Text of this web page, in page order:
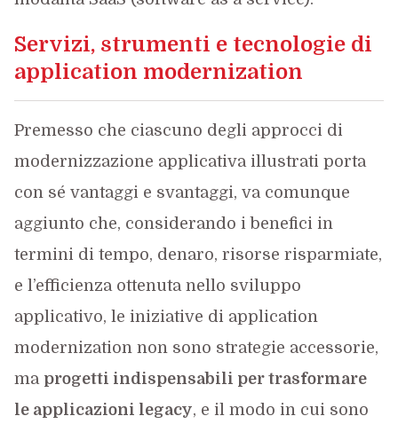
Servizi, strumenti e tecnologie di
application modernization
Premesso che ciascuno degli approcci di
modernizzazione applicativa illustrati porta
con sé vantaggi e svantaggi, va comunque
aggiunto che, considerando i benefici in
termini di tempo, denaro, risorse risparmiate,
e l’efficienza ottenuta nello sviluppo
applicativo, le iniziative di application
modernization non sono strategie accessorie,
ma progetti indispensabili per trasformare
le applicazioni legacy, e il modo in cui sono